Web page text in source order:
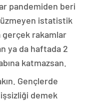
pandemiden beri
üzmeyen istatistik
gerçek rakamlar
ya da haftada 2
katmazsan.
Gençlerde
işsizliği demek